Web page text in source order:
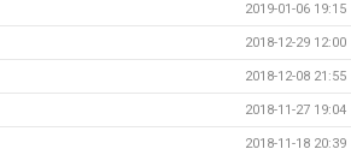
2019-01-06 19:15
2018-12-29 12:00
2018-12-08 21:55
2018-11-27 19:04
2018-11-18 20:39